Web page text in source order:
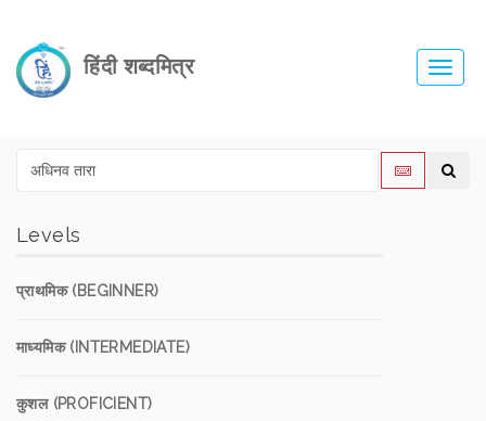
हिंदी शब्दमित्र
Levels
प्राथमिक (BEGINNER)
माध्यमिक (INTERMEDIATE)
कुशल (PROFICIENT)